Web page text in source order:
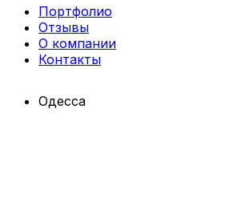
Портфолио
Отзывы
О компании
Контакты
Одесса